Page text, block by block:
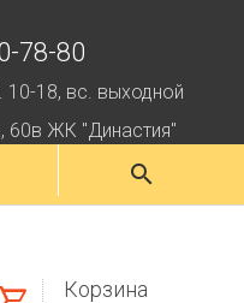
78-80
18, вс. выходной
60в ЖК "Династия"
Корзина